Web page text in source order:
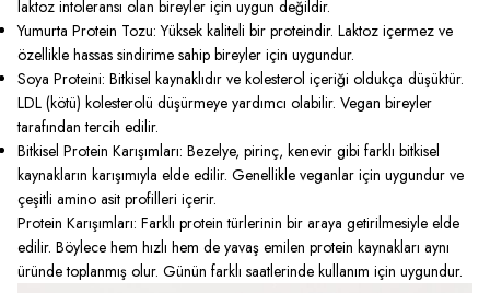
laktoz intoleransı olan bireyler için uygun değildir.
Yumurta Protein Tozu: Yüksek kaliteli bir proteindir. Laktoz içermez ve
özellikle hassas sindirime sahip bireyler için uygundur.
Soya Proteini: Bitkisel kaynaklıdır ve kolesterol içeriği oldukça düşüktür.
LDL (kötü) kolesterolü düşürmeye yardımcı olabilir. Vegan bireyler
tarafından tercih edilir.
Bitkisel Protein Karışımları: Bezelye, pirinç, kenevir gibi farklı bitkisel
kaynakların karışımıyla elde edilir. Genellikle veganlar için uygundur ve
çeşitli amino asit profilleri içerir.
Protein Karışımları: Farklı protein türlerinin bir araya getirilmesiyle elde
edilir. Böylece hem hızlı hem de yavaş emilen protein kaynakları aynı
üründe toplanmış olur. Günün farklı saatlerinde kullanım için uygundur.